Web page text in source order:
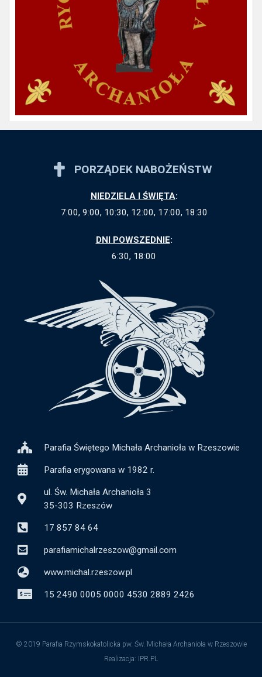
Parafia Świętego Michała Archanioła w Rzeszowie
Parafia erygowana w 1982 r.
ul. Św. Michała Archanioła 3
35-303 Rzeszów
17 857 84 64
parafiamichalrzeszow@gmail.com
www.michal.rzeszow.pl
15 2490 0005 0000 4530 2889 2426
PORZĄDEK NABOŻEŃSTW
NIEDZIELA I ŚWIĘTA:
7:00, 9:00, 10:30, 12:00, 17:00, 18:30
DNI POWSZEDNIE:
6:30, 18:00
© 2019 Parafia Rzymskokatolicka pw. Św. Michała Archanioła w Rzeszowie
Realizacja: IPR.PL